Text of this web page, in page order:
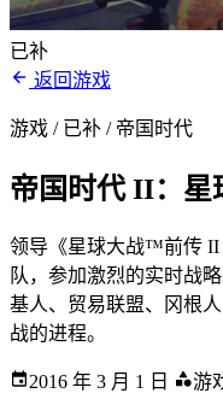
已补
返回游戏
游戏 / 已补 / 帝国时代
帝国时代 II：星
领导《星球大战™前传 II
队，参加激烈的实时战
基人、贸易联盟、冈根
战的进程。
2016 年 3 月 1 日 游